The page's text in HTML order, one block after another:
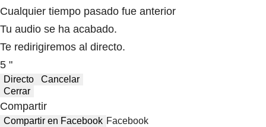
Cualquier tiempo pasado fue anterior
Tu audio se ha acabado.
Te redirigiremos al directo.
5 "
Directo
Cancelar
Cerrar
Compartir
Compartir en Facebook Facebook